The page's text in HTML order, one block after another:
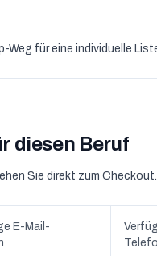
Weg für eine individuelle
diesen Beruf
Sie direkt zum Checkout.
E-Mail-